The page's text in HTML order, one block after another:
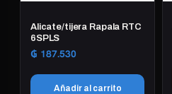
Alicate/tijera Rapala RTC
6SPLS
₲ 187.530
Añadir al carrito